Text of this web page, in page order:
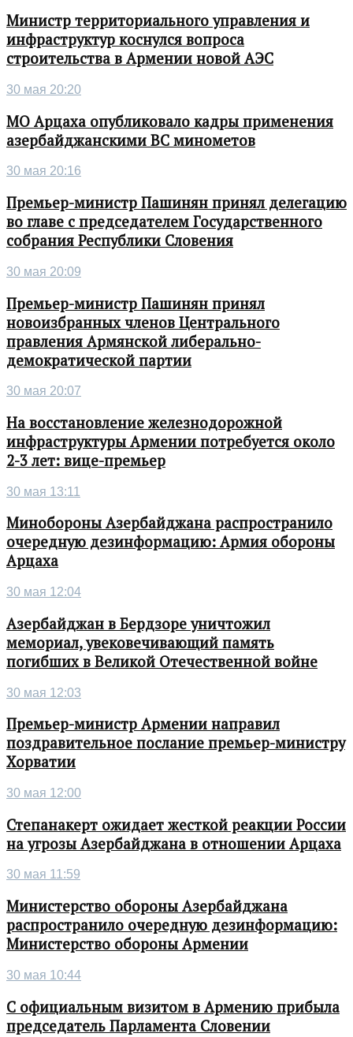
Министр территориального управления и
инфраструктур коснулся вопроса
строительства в Армении новой АЭС
30 мая 20:20
МО Арцаха опубликовало кадры применения
азербайджанскими ВС минометов
30 мая 20:16
Премьер-министр Пашинян принял делегацию
во главе с председателем Государственного
собрания Республики Словения
30 мая 20:09
Премьер-министр Пашинян принял
новоизбранных членов Центрального
правления Армянской либерально-
демократической партии
30 мая 20:07
На восстановление железнодорожной
инфраструктуры Армении потребуется около
2-3 лет: вице-премьер
30 мая 13:11
Минобороны Азербайджана распространило
очередную дезинформацию: Армия обороны
Арцаха
30 мая 12:04
Азербайджан в Бердзоре уничтожил
мемориал, увековечивающий память
погибших в Великой Отечественной войне
30 мая 12:03
Премьер-министр Армении направил
поздравительное послание премьер-министру
Хорватии
30 мая 12:00
Степанакерт ожидает жесткой реакции России
на угрозы Азербайджана в отношении Арцаха
30 мая 11:59
Министерство обороны Азербайджана
распространило очередную дезинформацию:
Министерство обороны Армении
30 мая 10:44
С официальным визитом в Армению прибыла
председатель Парламента Словении